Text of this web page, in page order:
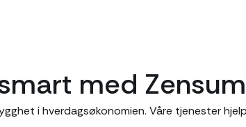
med Zensum
i hverdagsøkonomien. Våre tjenester